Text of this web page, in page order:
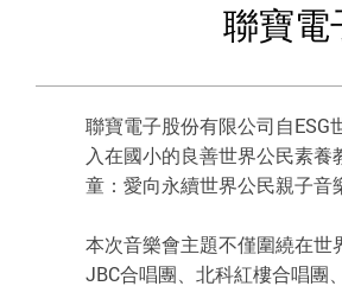
聯寶電
聯寶電子股份有限公司自ESG
入在國小的良善世界公民素
童：愛向永續世界公民親子音
本次音樂會主題不僅圍繞在世
JBC合唱團、北科紅樓合唱團